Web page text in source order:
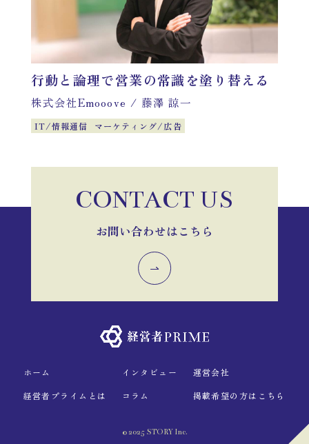
行動と論理で営業の常識を塗り替える
株式会社Emooove / 藤澤 諒一
IT/情報通信 マーケティング/広告
CONTACT US
お問い合わせはこちら
ホーム インタビュー
運営会社
経営者プライムとは
コラム 掲載希望の方はこちら
© 2025 STORY Inc.